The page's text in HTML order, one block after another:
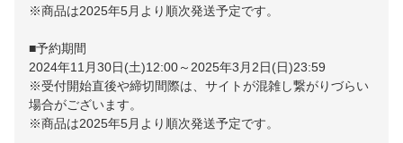
※商品は2025年5月より順次発送予定です。
■予約期間
2024年11月30日(土)12:00～2025年3月2日(日)23:59
※受付開始直後や締切間際は、サイトが混雑し繋がりづらい
場合がございます。
※商品は2025年5月より順次発送予定です。